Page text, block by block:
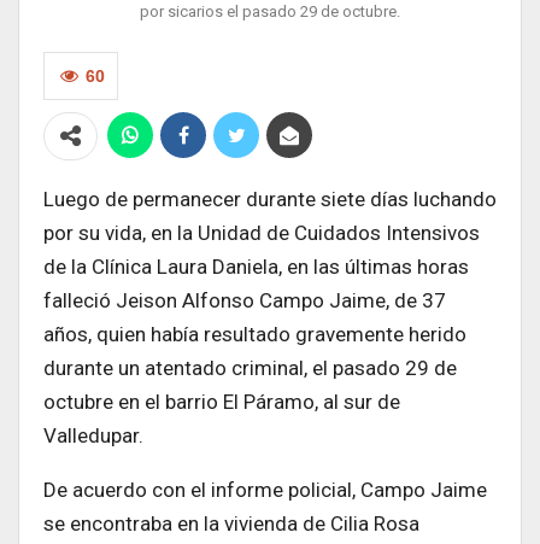
por sicarios el pasado 29 de octubre.
60
Luego de permanecer durante siete días luchando
por su vida, en la Unidad de Cuidados Intensivos
de la Clínica Laura Daniela, en las últimas horas
falleció Jeison Alfonso Campo Jaime, de 37
años, quien había resultado gravemente herido
durante un atentado criminal, el pasado 29 de
octubre en el barrio El Páramo, al sur de
Valledupar.
De acuerdo con el informe policial, Campo Jaime
se encontraba en la vivienda de Cilia Rosa